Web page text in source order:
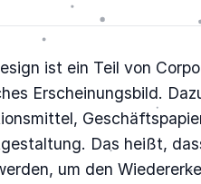
ist ein Teil von
Erscheinungsbild.
Das heißt,
um den